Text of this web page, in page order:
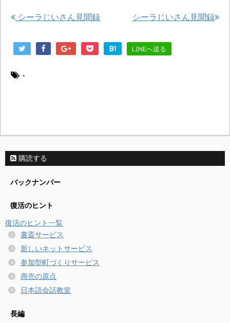
シーラじいさん見聞録
シーラじいさん見聞録
B! LINEへ送る
-
購読する
バックナンバー
復活のヒント
復活のヒント一覧
書斎サービス
新しいネットサービス
参加型町づくりサービス
商売の原点
日本語会話教室
長編